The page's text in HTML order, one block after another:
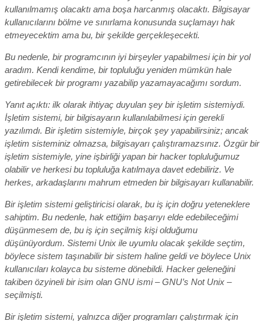
kullanılmamış olacaktı ama boşa harcanmış olacaktı. Bilgisayar
kullanıcılarını bölme ve sınırlama konusunda suçlamayı hak
etmeyecektim ama bu, bir şekilde gerçekleşecekti.
Bu nedenle, bir programcının iyi birşeyler yapabilmesi için bir yol
aradım. Kendi kendime, bir topluluğu yeniden mümkün hale
getirebilecek bir programı yazabilip yazamayacağımı sordum.
Yanıt açıktı: ilk olarak ihtiyaç duyulan şey bir işletim sistemiydi.
İşletim sistemi, bir bilgisayarın kullanılabilmesi için gerekli
yazılımdı. Bir işletim sistemiyle, birçok şey yapabilirsiniz; ancak
işletim sisteminiz olmazsa, bilgisayarı çalıştıramazsınız. Özgür bir
işletim sistemiyle, yine işbirliği yapan bir hacker topluluğumuz
olabilir ve herkesi bu topluluğa katılmaya davet edebiliriz. Ve
herkes, arkadaşlarını mahrum etmeden bir bilgisayarı kullanabilir.
Bir işletim sistemi geliştiricisi olarak, bu iş için doğru yeteneklere
sahiptim. Bu nedenle, hak ettiğim başarıyı elde edebileceğimi
düşünmesem de, bu iş için seçilmiş kişi olduğumu
düşünüyordum. Sistemi Unix ile uyumlu olacak şekilde seçtim,
böylece sistem taşınabilir bir sistem haline geldi ve böylece Unix
kullanıcıları kolayca bu sisteme dönebildi. Hacker geleneğini
takiben özyineli bir isim olan GNU ismi –GNU’s Not Unix –
seçilmişti.
Bir işletim sistemi, yalnızca diğer programları çalıştırmak için